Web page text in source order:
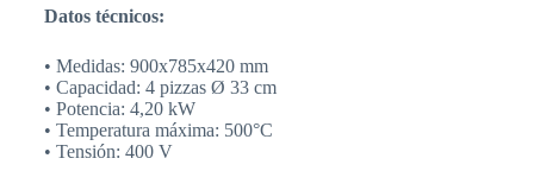
Datos técnicos:
• Medidas: 900x785x420 mm
• Capacidad: 4 pizzas Ø 33 cm
• Potencia: 4,20 kW
• Temperatura máxima: 500°C
• Tensión: 400 V